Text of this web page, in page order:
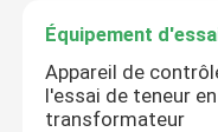
Équipement
Appareil de
l'essai de teneur
transformateur